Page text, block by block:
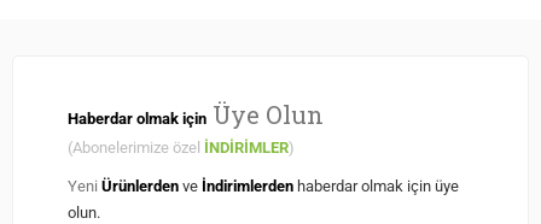
Haberdar olmak için Üye Olun
(Abonelerimize özel İNDİRİMLER)
Yeni Ürünlerden ve İndirimlerden haberdar olmak için üye
olun.